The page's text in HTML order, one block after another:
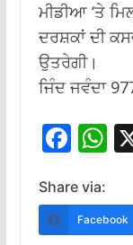
ਮੀਡੀਆ ‘ਤੇ
ਦਰਸ਼ਕਾਂ ਦੀ
ਉਤਰੇਗੀ।
ਜਿੰਦ ਜਵੰਦਾ
F
e
b
W
at
s
Share via:
Facebook